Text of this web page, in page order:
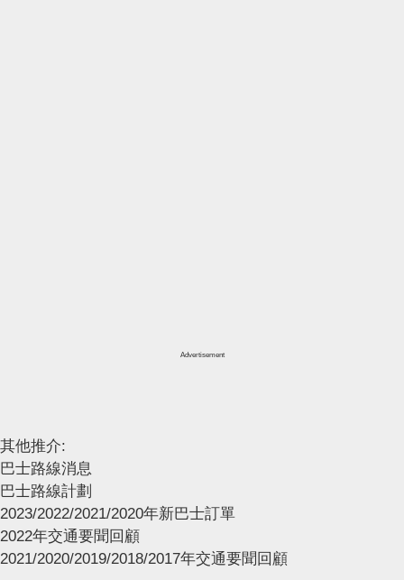
Advertisement
其他推介:
巴士路線消息
巴士路線計劃
2023/2022/2021/2020年新巴士訂單
2022年交通要聞回顧
2021/2020/2019/2018/2017年交通要聞回顧